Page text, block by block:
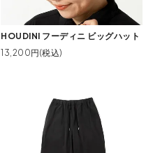
HOUDINI フーディニ ビッグハット
13,200円(税込)